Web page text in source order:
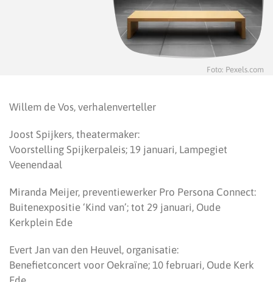
Foto: Pexels.com
Willem de Vos, verhalenverteller
⁠⁠Joost Spijkers, theatermaker:
Voorstelling Spijkerpaleis; 19 januari, Lampegiet
Veenendaal
⁠⁠Miranda Meijer, preventiewerker Pro Persona Connect:
Buitenexpositie ‘Kind van’; tot 29 januari, Oude
Kerkplein Ede
⁠⁠Evert Jan van den Heuvel, organisatie:
Benefietconcert voor Oekraïne; 10 februari, Oude Kerk